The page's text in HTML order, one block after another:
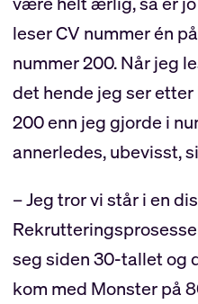
leser CV nummer én
nummer 200. Når jeg
det hende jeg ser
200 enn jeg gjorde i
annerledes, ubevisst,
– Jeg tror vi står i en
seg siden 30-tallet og
kom med Monster på